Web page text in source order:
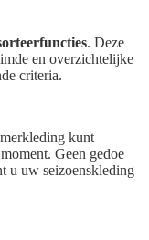
. Deze
en overzichtelijke
criteria.
kunt
Geen gedoe
u uw seizoenskleding